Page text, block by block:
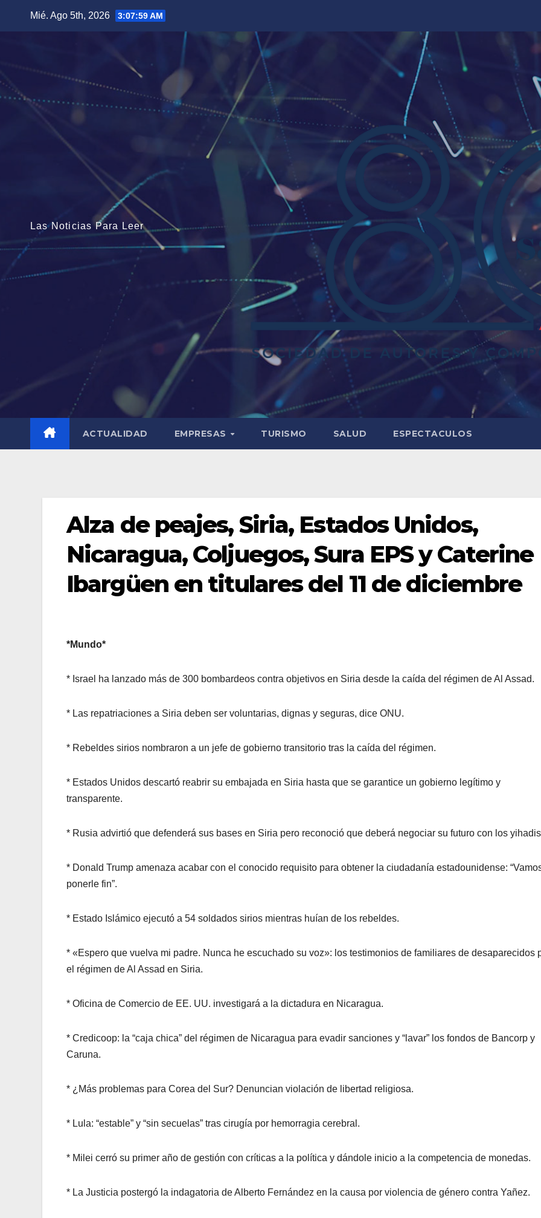
Mié. Ago 5th, 2026 3:08:01 AM
Las Noticias Para Leer
ACTUALIDAD EMPRESAS TURISMO SALUD ESPECTACULOS
Alza de peajes, Siria, Estados Unidos,
Nicaragua, Coljuegos, Sura EPS y Caterine
Ibargüen en titulares del 11 de diciembre
*Mundo*
* Israel ha lanzado más de 300 bombardeos contra objetivos en Siria desde la caída del régimen de Al Assad.
* Las repatriaciones a Siria deben ser voluntarias, dignas y seguras, dice ONU.
* Rebeldes sirios nombraron a un jefe de gobierno transitorio tras la caída del régimen.
* Estados Unidos descartó reabrir su embajada en Siria hasta que se garantice un gobierno legítimo y
transparente.
* Rusia advirtió que defenderá sus bases en Siria pero reconoció que deberá negociar su futuro con los
* Donald Trump amenaza acabar con el conocido requisito para obtener la ciudadanía estadounidense:
ponerle fin”.
* Estado Islámico ejecutó a 54 soldados sirios mientras huían de los rebeldes.
* «Espero que vuelva mi padre. Nunca he escuchado su voz»: los testimonios de familiares de desaparecidos
el régimen de Al Assad en Siria.
* Oficina de Comercio de EE. UU. investigará a la dictadura en Nicaragua.
* Credicoop: la “caja chica” del régimen de Nicaragua para evadir sanciones y “lavar” los fondos de Bancorp y
Caruna.
* ¿Más problemas para Corea del Sur? Denuncian violación de libertad religiosa.
* Lula: “estable” y “sin secuelas” tras cirugía por hemorragia cerebral.
* Milei cerró su primer año de gestión con críticas a la política y dándole inicio a la competencia de monedas.
* La Justicia postergó la indagatoria de Alberto Fernández en la causa por violencia de género contra Yañez.